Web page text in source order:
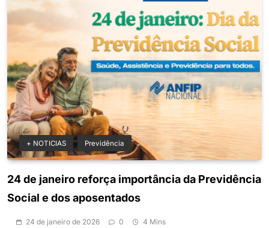
+ NOTICIAS Previdência
24 de janeiro reforça importância da Previdência
Social e dos aposentados
24 de janeiro de 2026 0 4 Mins